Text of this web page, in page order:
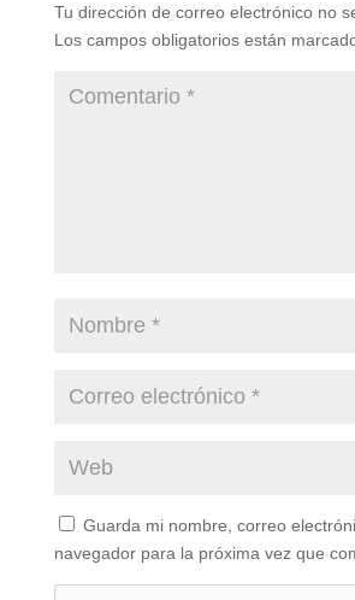
Tu dirección de correo electrónico no
Los campos obligatorios están
Guarda mi nombre, correo
navegador para la próxima vez que